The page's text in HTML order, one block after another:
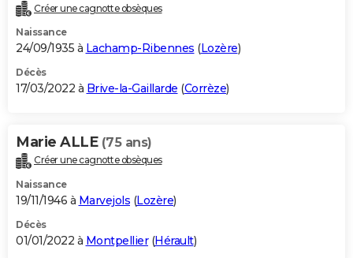
Créer une cagnotte obsèques
Naissance
24/09/1935 à Lachamp-Ribennes (Lozère)
Décès
17/03/2022 à Brive-la-Gaillarde (Corrèze)
Marie ALLE (75 ans)
Créer une cagnotte obsèques
Naissance
19/11/1946 à Marvejols (Lozère)
Décès
01/01/2022 à Montpellier(Hérault)